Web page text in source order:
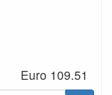
Euro 109.51